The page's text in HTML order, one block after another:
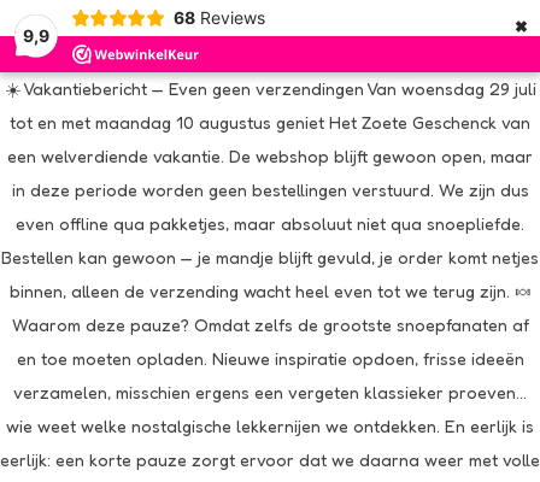
9,9
68 Reviews ×
☀️ Vakantiebericht — Even geen verzendingen Van woensdag 29 juli
tot en met maandag 10 augustus geniet Het Zoete Geschenck van
een welverdiende vakantie. De webshop blijft gewoon open, maar
in deze periode worden geen bestellingen verstuurd. We zijn dus
even offline qua pakketjes, maar absoluut niet qua snoepliefde.
Bestellen kan gewoon — je mandje blijft gevuld, je order komt netjes
binnen, alleen de verzending wacht heel even tot we terug zijn. 🍬
Waarom deze pauze? Omdat zelfs de grootste snoepfanaten af
en toe moeten opladen. Nieuwe inspiratie opdoen, frisse ideeën
verzamelen, misschien ergens een vergeten klassieker proeven…
wie weet welke nostalgische lekkernijen we ontdekken. En eerlijk is
eerlijk: een korte pauze zorgt ervoor dat we daarna weer met volle